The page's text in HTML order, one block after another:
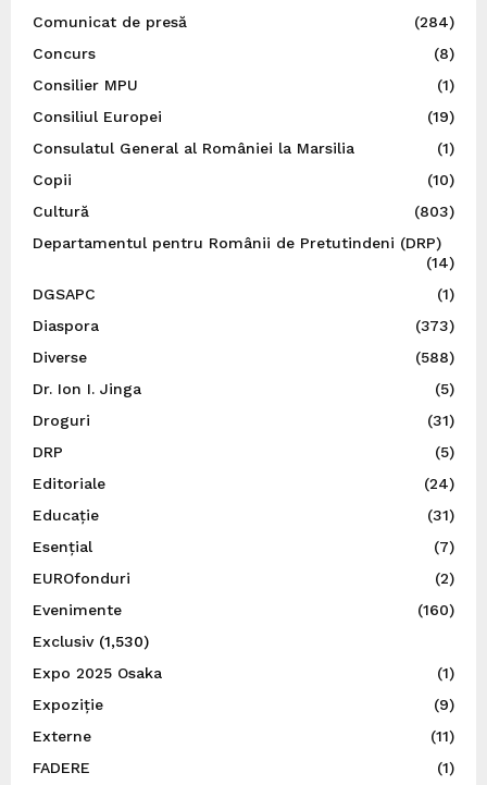
Comunicat de presă
(284)
Concurs
(8)
Consilier MPU
(1)
Consiliul Europei
(19)
Consulatul General al României la Marsilia
(1)
Copii
(10)
Cultură
(803)
Departamentul pentru Românii de Pretutindeni (DRP)
(14)
DGSAPC
(1)
Diaspora
(373)
Diverse
(588)
Dr. Ion I. Jinga
(5)
Droguri
(31)
DRP
(5)
Editoriale
(24)
Educație
(31)
Esențial
(7)
EUROfonduri
(2)
Evenimente
(160)
Exclusiv(1,530)
Expo 2025 Osaka
(1)
Expoziție
(9)
Externe
(11)
FADERE
(1)